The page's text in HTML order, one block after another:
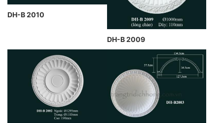
DH-B 2010
DH-B 2009